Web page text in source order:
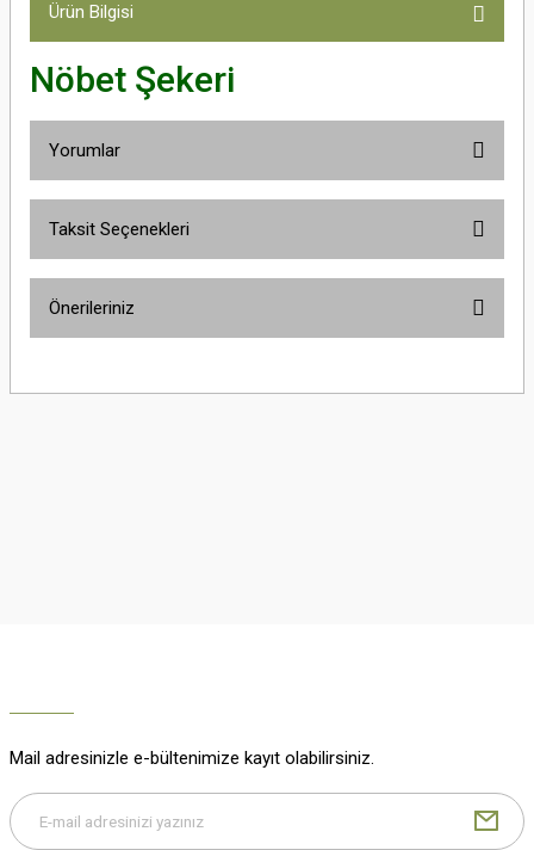
Ürün Bilgisi
Nöbet Şekeri
Yorumlar
Taksit Seçenekleri
Önerileriniz
yetersiz gördüğünüz noktaları öneri formunu kullanarak tarafımıza
Mail adresinizle e-bültenimize kayıt olabilirsiniz.